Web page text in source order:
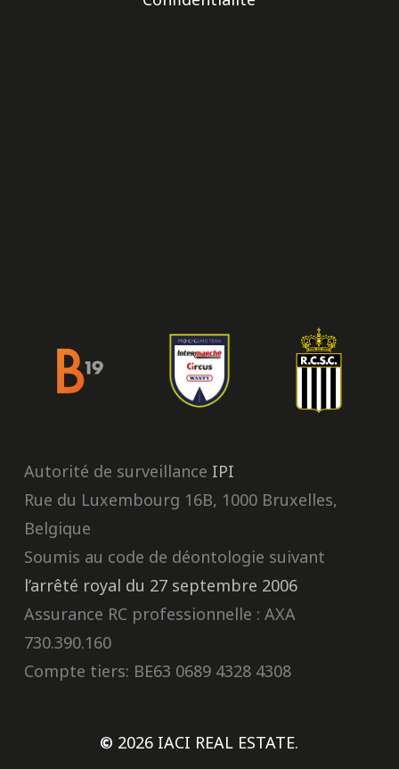
Autorité de surveillance IPI
Rue du Luxembourg 16B, 1000 Bruxelles,
Belgique
Soumis au code de déontologie suivant
l’arrêté royal du 27 septembre 2006
Assurance RC professionnelle : AXA
730.390.160
Compte tiers: BE63 0689 4328 4308
© 2026 IACI REAL ESTATE.